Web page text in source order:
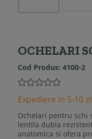
OCHELARI
Cod Produs: 4100-2
Expediere in 5-10
Ochelari pentru schi
lentila dubla
anatomica si ofera